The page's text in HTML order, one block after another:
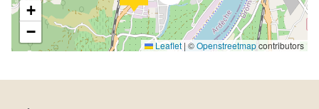
+
−
Leaflet | ©Openstreetmapcontributors